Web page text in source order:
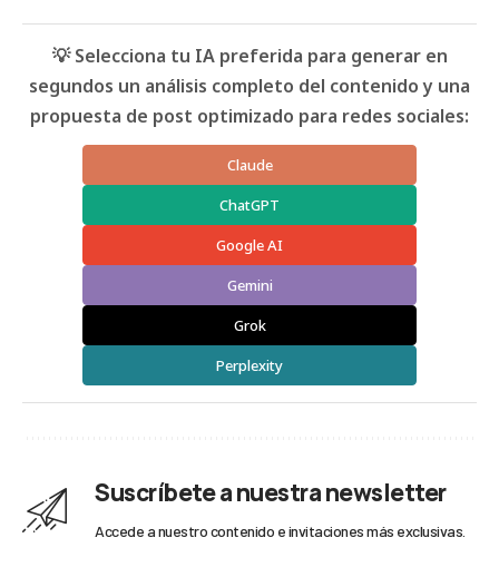
💡 Selecciona tu IA preferida para generar en
segundos un análisis completo del contenido y una
propuesta de post optimizado para redes sociales:
Claude
ChatGPT
Google AI
Gemini
Grok
Perplexity
Suscríbete a nuestra newsletter
Accede a nuestro contenido e invitaciones más exclusivas.